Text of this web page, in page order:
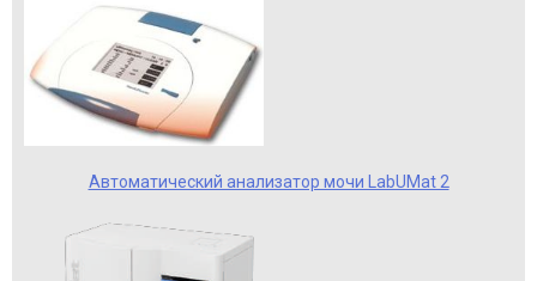
Автоматический анализатор мочи LabUMat 2